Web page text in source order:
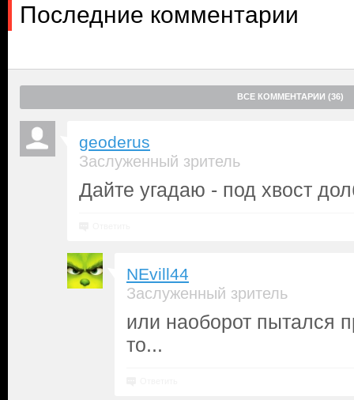
Последние комментарии
ВСЕ КОММЕНТАРИИ (36)
geoderus
Заслуженный зритель
Дайте угадаю - под хвост
NEvill44
Заслуженный зритель
или наоборот пытался
то...